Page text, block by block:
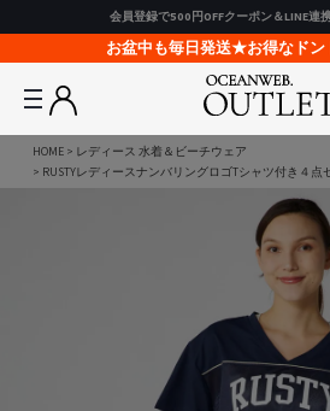
会員登録で500円OFFクーポン＆LINE連
お盆中も毎日発送★お得なド
HOME
レディース 水着＆ビーチウェア
RUSTYレディースナンバリングロゴTシャツ付き４点